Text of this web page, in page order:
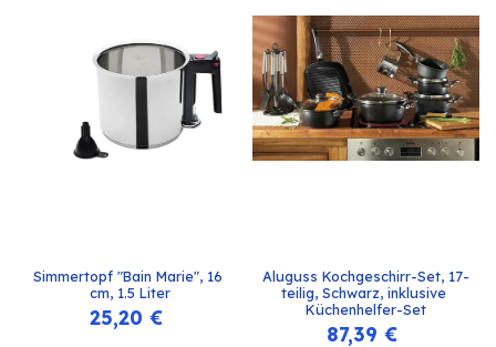
Simmertopf "Bain Marie", 16
cm, 1.5 Liter
25,20 €
Aluguss Kochgeschirr-Set, 17-
teilig, Schwarz, inklusive
Küchenhelfer-Set
87,39 €